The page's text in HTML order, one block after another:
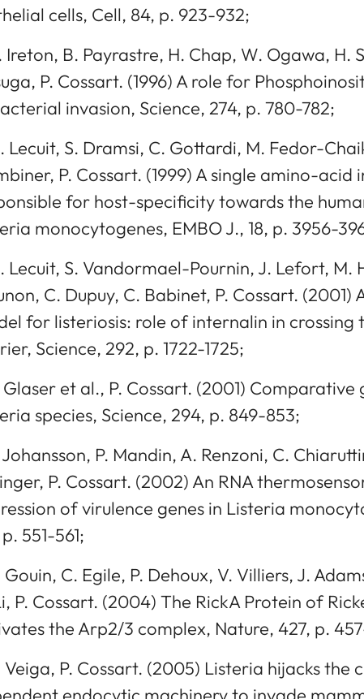
cells, Cell, 84, p. 923-932;
Ireton, B. Payrastre, H. Chap, W. Ogawa, H.
P. Cossart. (1996) A role for
invasion, Science, 274, p. 780-782;
Lecuit, S. Dramsi, C. Gottardi, M. Fedor-
P. Cossart. (1999) A single amino-acid
for host-specificity towards the
monocytogenes, EMBO J., 18, p. 3956-
Lecuit, S. Vandormael-Pournin, J. Lefort, M.
C. Dupuy, C. Babinet, P. Cossart. (2001)
for listeriosis: role of internalin in crossing
Science, 292, p. 1722-1725;
Glaser et al., P. Cossart. (2001)
species, Science, 294, p. 849-853;
Johansson, P. Mandin, A. Renzoni, C.
P. Cossart. (2002) An RNA
of virulence genes in Listeria
p. 551-561;
Gouin, C. Egile, P. Dehoux, V. Villiers, J.
P. Cossart. (2004) The RickA Protein of
the Arp2/3 complex, Nature, 427, p.
Veiga, P. Cossart. (2005) Listeria hijacks the